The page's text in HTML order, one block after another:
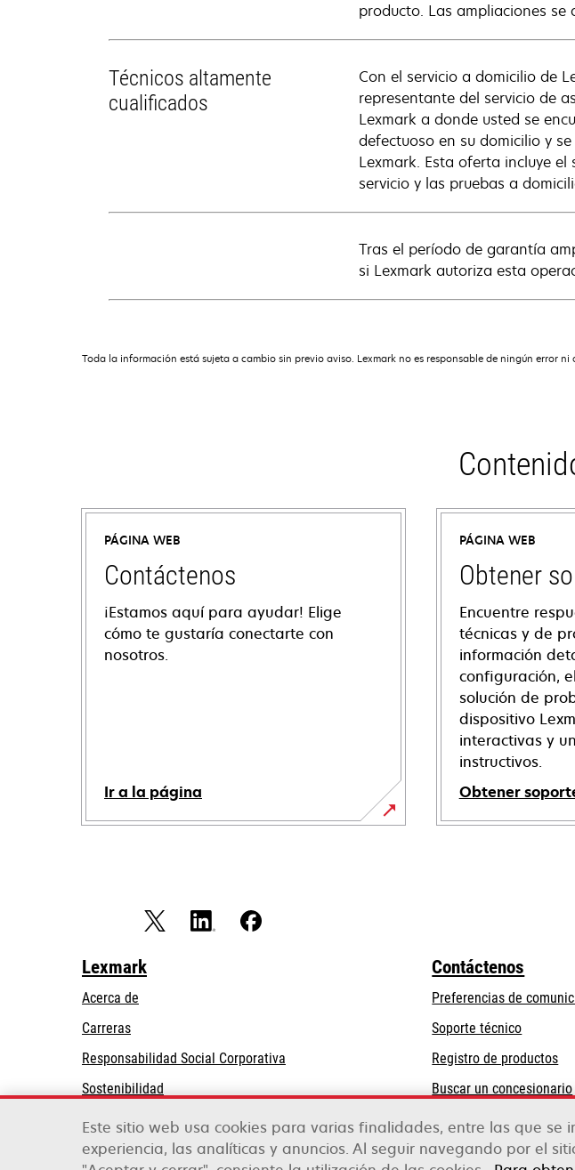
producto. Las ampliaciones
Técnicos altamente
cualificados
Con el servicio a domicilio de
representante del servicio de
Lexmark a donde usted se
defectuoso en su domicilio y
Lexmark. Esta oferta incluye
servicio y las pruebas a
Tras el período de garantía
si Lexmark autoriza esta
Toda la información está sujeta a cambio sin previo aviso. Lexmark no es responsable de ningún error ni
PÁGINA WEB
Contáctenos
¡Estamos aquí para ayudar! Elige
cómo te gustaría conectarte con
nosotros.
Ir a la página
PÁGINA WEB
Obtener
Encuentre
técnicas y de
información
configuración,
solución de
dispositivo
interactivas y
instructivos.
Obtener
se
Lexmark
Acerca de
Carreras
Responsabilidad Social Corporativa
en
una
pestaña
nueva
Sostenibilidad
Partners de Lexmark
Contáctenos
Preferencias de
Soporte técnicose
abre
en
una
nueva
Registro de productos
Buscar un concesionario
Este sitio web usa cookies para varias finalidades, entre las que se
experiencia, las analíticas y anuncios. Al seguir navegando por el